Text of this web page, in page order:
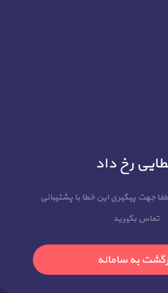
رخ داد
جهت پیگیری این خطا با پشتیبانی
تماس بگیرید
به سامانه